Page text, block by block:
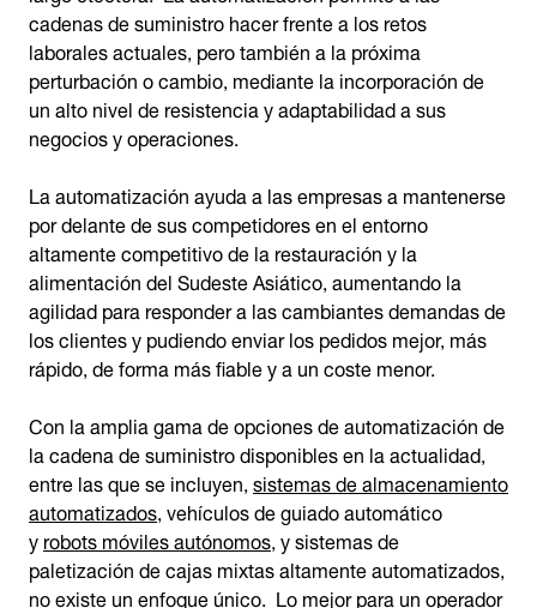
cadenas de suministro hacer frente a los retos
laborales actuales, pero también a la próxima
perturbación o cambio, mediante la incorporación de
un alto nivel de resistencia y adaptabilidad a sus
negocios y operaciones.
La automatización ayuda a las empresas a mantenerse
por delante de sus competidores en el entorno
altamente competitivo de la restauración y la
alimentación del Sudeste Asiático, aumentando la
agilidad para responder a las cambiantes demandas de
los clientes y pudiendo enviar los pedidos mejor, más
rápido, de forma más fiable y a un coste menor.
Con la amplia gama de opciones de automatización de
la cadena de suministro disponibles en la actualidad,
entre las que se incluyen,sistemas de almacenamiento
automatizados, vehículos de guiado automático
yrobots móviles autónomos, y sistemas de
paletización de cajas mixtas altamente automatizados,
no existe un enfoque único. Lo mejor para un operador